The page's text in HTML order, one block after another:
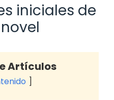
iniciales de
Artículos